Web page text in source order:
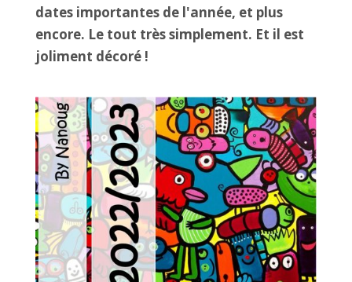
dates importantes de l'année, et plus
encore. Le tout très simplement. Et il est
joliment décoré !